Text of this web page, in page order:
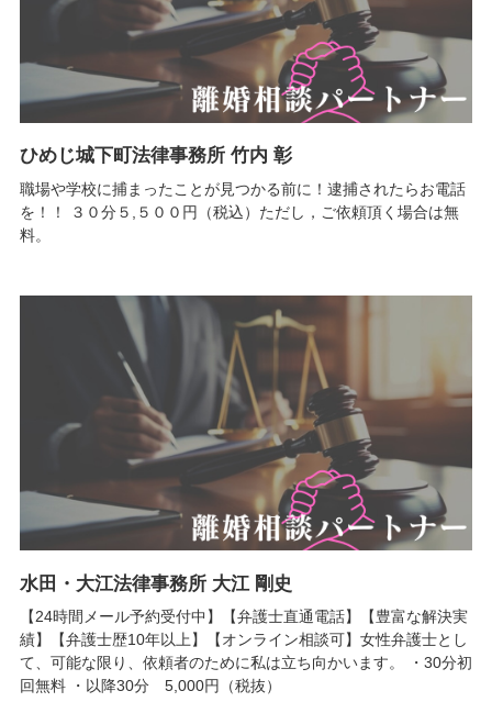
ひめじ城下町法律事務所 竹内 彰
職場や学校に捕まったことが見つかる前に！逮捕されたらお電話
を！！ ３０分５,５００円（税込）ただし，ご依頼頂く場合は無
料。
水田・大江法律事務所 大江 剛史
【24時間メール予約受付中】【弁護士直通電話】【豊富な解決実
績】【弁護士歴10年以上】【オンライン相談可】女性弁護士とし
て、可能な限り、依頼者のために私は立ち向かいます。 ・30分初
回無料 ・以降30分 5,000円（税抜）